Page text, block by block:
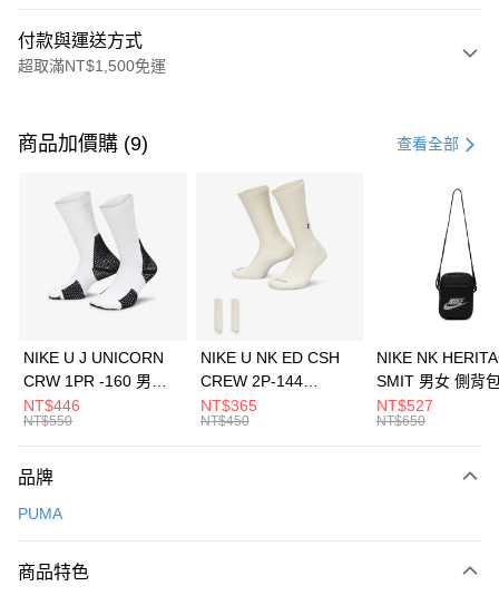
付款與運送方式
超取滿NT$1,500免運
信用卡一次付款
3 期 0 利率 每期 21家銀行
合作金庫商業銀行
第一商業銀行
華南商業銀行
彰化商業銀行
上海商業儲蓄銀行
元大商業銀行
台灣樂天信用卡公司
Apple Pay
全盈+PAY
AFTEE先享後付
【關於「AFTEE先享後付」】
便利好安心！
３．安心：先確認商品／服務後，再付款。
運送方式
每筆NT$100，滿NT$1,500(含以上)免運費
商品加價購 (9) 查看全部
NIKE U J UNICORN
CRW 1PR -160 男女
中統襪 FZ3393100
NT$446
NT$550
NIKE U NK ED CSH
CREW 2P-144
EMBRDY 男女 短統襪
FZ3073133
NT$365
NT$450
NIKE NK
SMIT 男女 側背
BA5871010
NT$527
NT$650
品牌
PUMA
商品特色